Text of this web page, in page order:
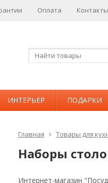
Оплата Контакты
ИНТЕРЬЕР ПОДАРКИ
Главная Товары для
Наборы
Интернет-магазин